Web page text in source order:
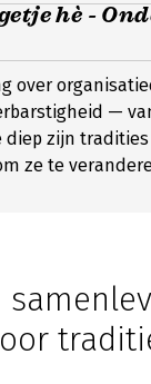
hè -
over
—
diep zijn
ze te